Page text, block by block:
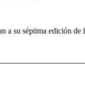
a su séptima edición